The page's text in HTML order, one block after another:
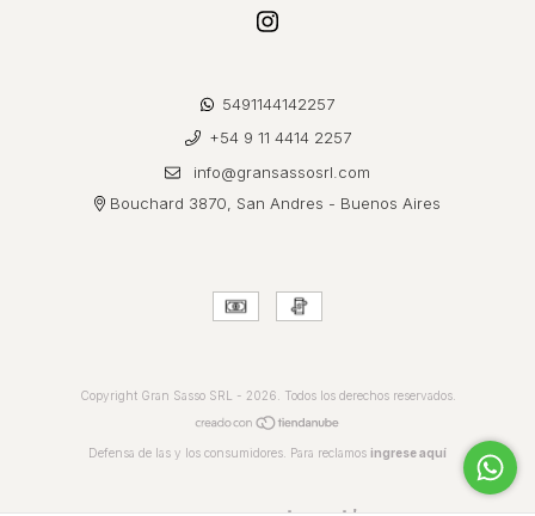
5491144142257
+54 9 11 4414 2257
info@gransassosrl.com
Bouchard 3870, San Andres - Buenos Aires
Copyright Gran Sasso SRL - 2026. Todos los derechos reservados.
Defensa de las y los consumidores. Para reclamos ingrese aquí